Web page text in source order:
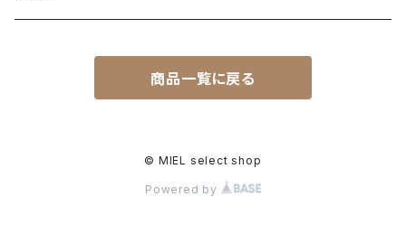
EMUE／le chanter
商品一覧に戻る
© MIEL select shop
Powered by